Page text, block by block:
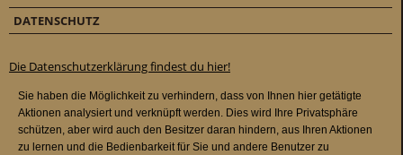
DATENSCHUTZ
Die Datenschutzerklärung findest du hier!